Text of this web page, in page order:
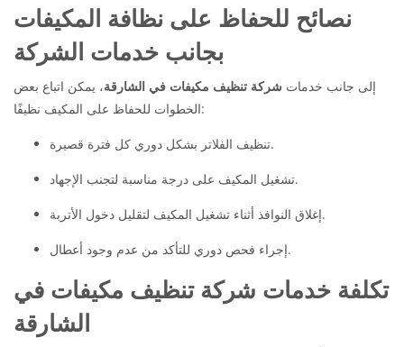
نصائح للحفاظ على نظافة المكيفات
بجانب خدمات الشركة
إلى جانب خدمات شركة تنظيف مكيفات في الشارقة، يمكن اتباع بعض
الخطوات للحفاظ على المكيف نظيفًا:
تنظيف الفلاتر بشكل دوري كل فترة قصيرة.
تشغيل المكيف على درجة مناسبة لتجنب الإجهاد.
إغلاق النوافذ أثناء تشغيل المكيف لتقليل دخول الأتربة.
إجراء فحص دوري للتأكد من عدم وجود أعطال.
تكلفة خدمات شركة تنظيف مكيفات في
الشارقة